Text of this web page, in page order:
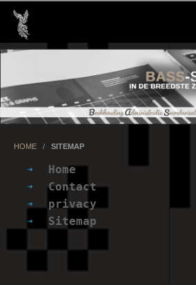
HOME / SITEMAP
Home
Contact
privacy
Sitemap